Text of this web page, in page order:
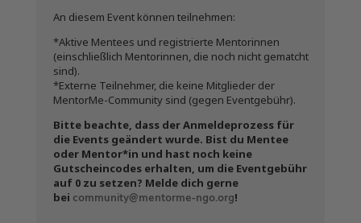
An diesem Event können teilnehmen:
*Aktive Mentees und registrierte Mentorinnen
(einschließlich Mentorinnen, die noch nicht gematcht
sind).
*Externe Teilnehmer, die keine Mitglieder der
MentorMe-Community sind (gegen Eventgebühr).
Bitte beachte, dass der Anmeldeprozess für
die Events geändert wurde. Bist du Mentee
oder Mentor*in und hast noch keine
Gutscheincodes erhalten, um die Eventgebühr
auf 0 zu setzen? Melde dich gerne
bei community@mentorme-ngo.org!